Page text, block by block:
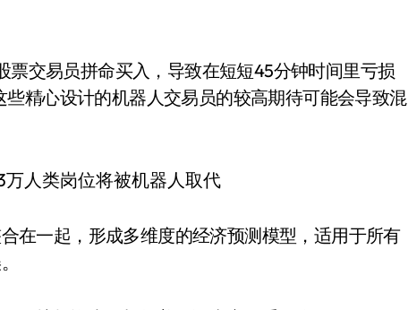
票交易员拼命买入，导致在短短45分钟时间里亏损
精心设计的机器人交易员的较高期待可能会导致混
在一起，形成多维度的经济预测模型，适用于所有